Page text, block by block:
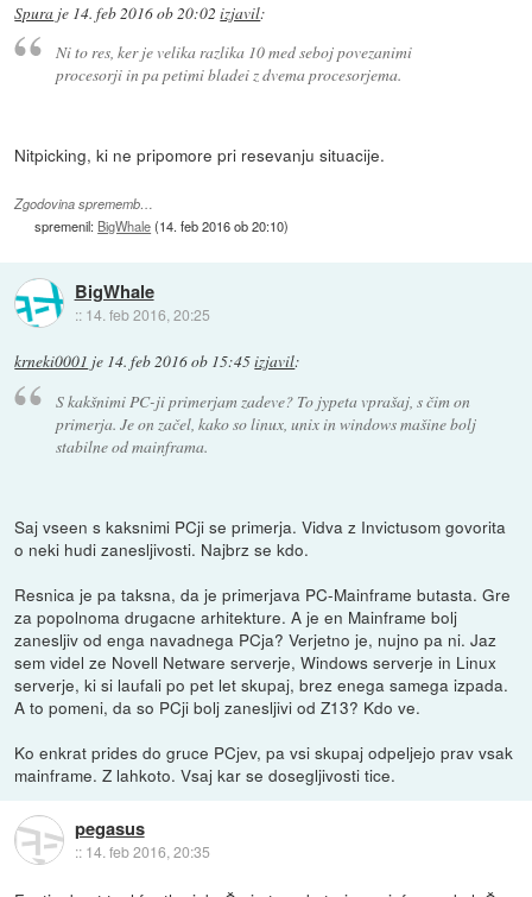
Spura je 14. feb 2016 ob 20:02 izjavil:
Ni to res, ker je velika razlika 10 med seboj povezanimi
procesorji in pa petimi bladei z dvema procesorjema.
Nitpicking, ki ne pripomore pri resevanju situacije.
Zgodovina sprememb…
spremenil: BigWhale(14. feb 2016 ob 20:10)
BigWhale
:: 14. feb 2016, 20:25
krneki0001 je 14. feb 2016 ob 15:45izjavil:
S kakšnimi PC-ji primerjam zadeve? To jypeta vprašaj, s čim on
primerja. Je on začel, kako so linux, unix in windows mašine bolj
stabilne od mainframa.
Saj vseen s kaksnimi PCji se primerja. Vidva z Invictusom govorita
o neki hudi zanesljivosti. Najbrz se kdo.
Resnica je pa taksna, da je primerjava PC-Mainframe butasta. Gre
za popolnoma drugacne arhitekture. A je en Mainframe bolj
zanesljiv od enga navadnega PCja? Verjetno je, nujno pa ni. Jaz
sem videl ze Novell Netware serverje, Windows serverje in Linux
serverje, ki si laufali po pet let skupaj, brez enega samega izpada.
A to pomeni, da so PCji bolj zanesljivi od Z13? Kdo ve.
Ko enkrat prides do gruce PCjev, pa vsi skupaj odpeljejo prav vsak
mainframe. Z lahkoto. Vsaj kar se dosegljivosti tice.
pegasus
:: 14. feb 2016, 20:35